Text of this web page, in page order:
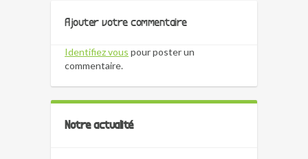
Ajouter votre commentaire
Identifiez vous pour poster un
commentaire.
Notre actualité